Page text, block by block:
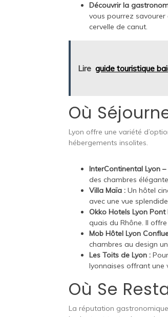
Découvrir la
vous pourrez savourer
cervelle de canut.
Lire guide touristique
Où
Lyon offre une variété
hébergements insolites.
InterContinental Lyon
des chambres
Villa Maïa : Un hôtel
avec une vue
Okko Hotels Lyon
quais du Rhône. Il
Mob Hôtel Lyon
chambres au design
Les Toits de Lyon :
lyonnaises offrant une
Où Se
La réputation